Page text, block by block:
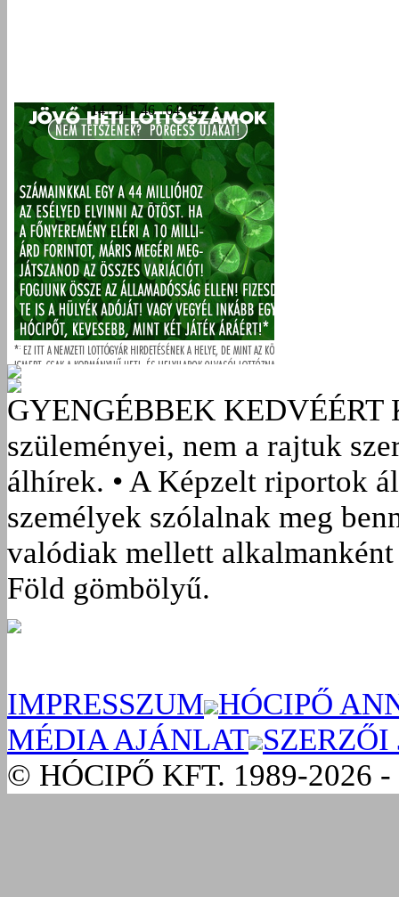
GYENGÉBBEK KEDVÉÉRT
szüleményei, nem a rajtuk
álhírek. • A Képzelt riportok
személyek szólalnak meg
valódiak mellett
Föld gömbölyű.
IMPRESSZUM HÓCIPŐ
MÉDIA AJÁNLAT SZERZŐI
© HÓCIPŐ KFT. 1989-2026